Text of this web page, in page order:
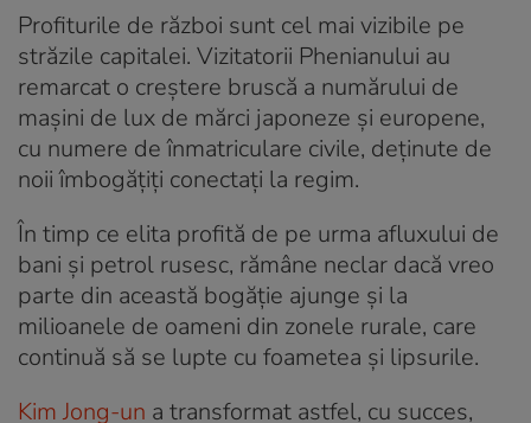
Profiturile de război sunt cel mai vizibile pe
străzile capitalei. Vizitatorii Phenianului au
remarcat o creștere bruscă a numărului de
mașini de lux de mărci japoneze și europene,
cu numere de înmatriculare civile, deținute de
noii îmbogățiți conectați la regim.
În timp ce elita profită de pe urma afluxului de
bani și petrol rusesc, rămâne neclar dacă vreo
parte din această bogăție ajunge și la
milioanele de oameni din zonele rurale, care
continuă să se lupte cu foametea și lipsurile.
Kim Jong-un a transformat astfel, cu succes,